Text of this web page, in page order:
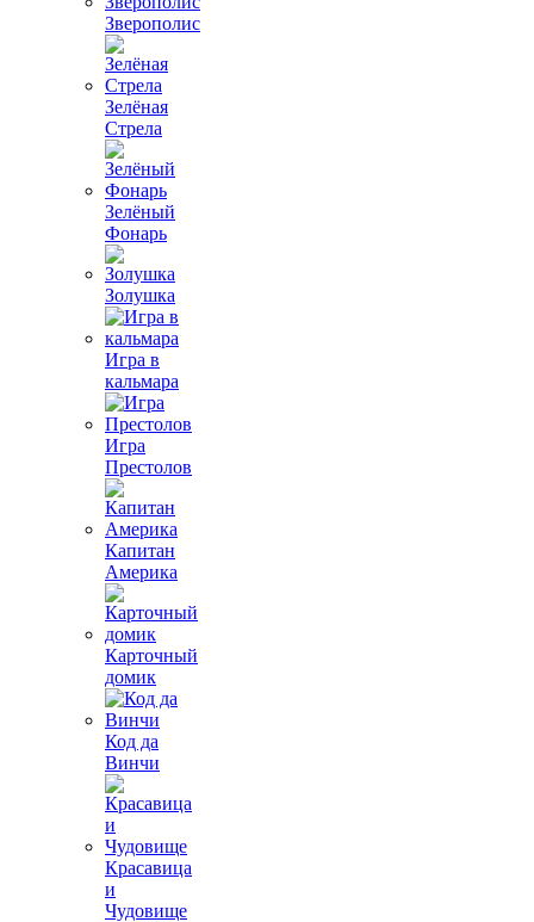
Зверополис
Зелёная
Стрела
Зелёный
Фонарь
Золушка
Игра в
кальмара
Игра
Престолов
Капитан
Америка
Карточный
домик
Код да
Винчи
Красавица
и
Чудовище